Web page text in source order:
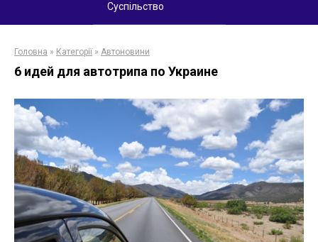
Суспільство
Головна » Категорії » Автоновини
6 идей для автотрипа по Украине